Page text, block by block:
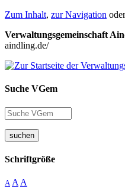
Zum Inhalt, zur Navigation
Verwaltungsgemeinschaft
aindling.de/
Suche VGem
suchen
Schriftgröße
A A A